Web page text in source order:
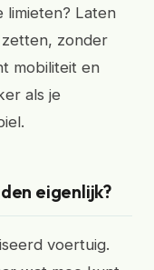
limieten? Laten
zonder
mobiliteit en
als je
eigenlijk?
voertuig.